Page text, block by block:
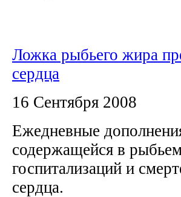
Ложка рыбьего жира
сердца
16 Сентября 2008
Ежедневные
содержащейся в
госпитализаций и
сердца.